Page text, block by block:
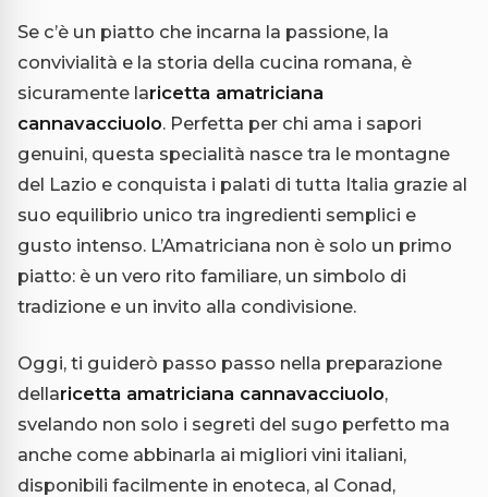
Se c’è un piatto che incarna la passione, la
convivialità e la storia della cucina romana, è
sicuramente laricetta amatriciana
cannavacciuolo. Perfetta per chi ama i sapori
genuini, questa specialità nasce tra le montagne
del Lazio e conquista i palati di tutta Italia grazie al
suo equilibrio unico tra ingredienti semplici e
gusto intenso. L’Amatriciana non è solo un primo
piatto: è un vero rito familiare, un simbolo di
tradizione e un invito alla condivisione.
Oggi, ti guiderò passo passo nella preparazione
dellaricetta amatriciana cannavacciuolo,
svelando non solo i segreti del sugo perfetto ma
anche come abbinarla ai migliori vini italiani,
disponibili facilmente in enoteca, al Conad,